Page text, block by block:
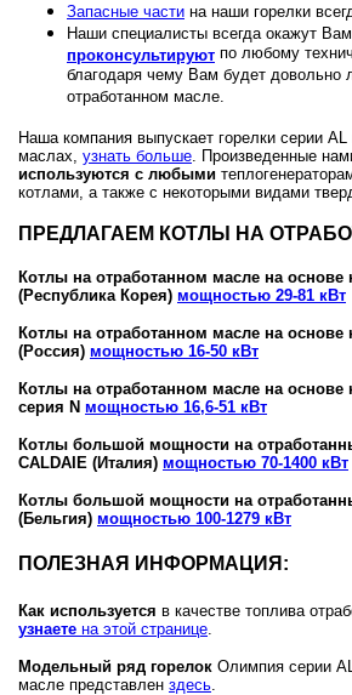
Запасные части на наши горелки
Наши специалисты всегда окажут
проконсультируют по любому
благодаря чему Вам будет довольно
отработанном масле.
Наша компания выпускает горелки серии AL
маслах, узнать больше . Произведенные
используются с любыми
котлами, а также с некоторыми видами
ПРЕДЛАГАЕМ КОТЛЫ НА
Котлы на отработанном масле на основе
(Республика Корея) мощностью 29-81 кВт
Котлы на отработанном масле на основе
(Россия) мощностью 16-50 кВт
Котлы на отработанном масле на основе
серия N мощностью 16,6-51 кВт
Котлы большой мощности на
CALDAIE (Италия) мощностью 70-1400 кВт
Котлы большой мощности на
(Бельгия) мощностью 100-1279 кВт
ПОЛЕЗНАЯ ИНФОРМАЦИЯ:
Как используется в качестве топлива
узнаете на этой странице
Модельный ряд горелок Олимпия серии
масле представлен здесь